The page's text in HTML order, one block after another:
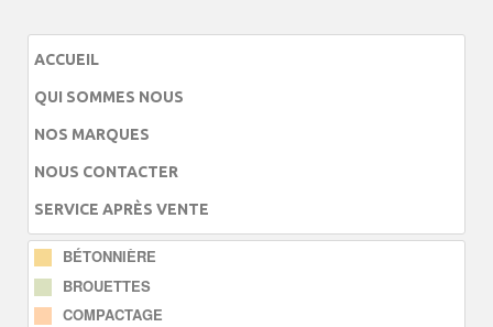
ACCUEIL
QUI SOMMES NOUS
NOS MARQUES
NOUS CONTACTER
SERVICE APRÈS VENTE
BÉTONNIÈRE
BROUETTES
COMPACTAGE